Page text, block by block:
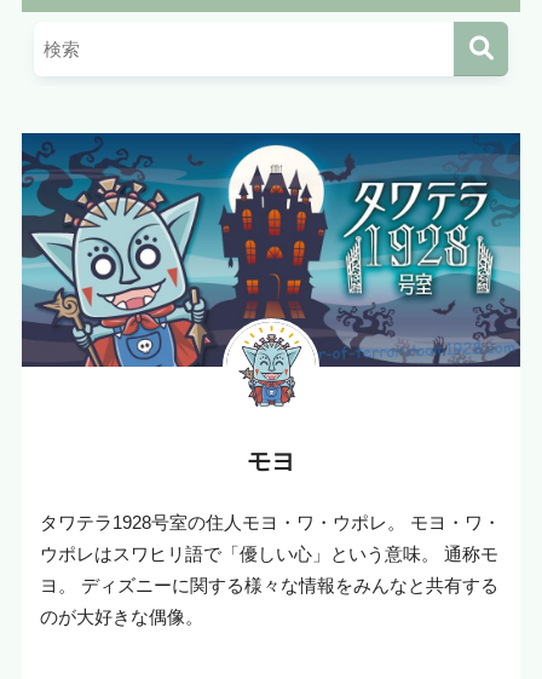
モヨ
タワテラ1928号室の住人モヨ・ワ・ウポレ。 モヨ・ワ・
ウポレはスワヒリ語で「優しい心」という意味。 通称モ
ヨ。 ディズニーに関する様々な情報をみんなと共有する
のが大好きな偶像。